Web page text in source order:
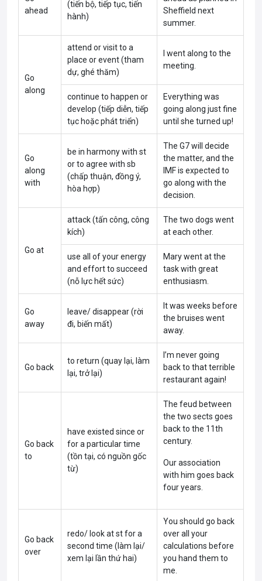
ahead
(tiến bộ, tiếp tục, tiến
hành)
Sheffield next
summer.
Go
along
attend or visit to a
place or event (tham
dự, ghé thăm)
I went along to the
meeting.
continue to happen or
develop (tiếp diễn, tiếp
tục hoặc phát triển)
Everything was
going along just fine
until she turned up!
Go
along
with
be in harmony with st
or to agree with sb
(chấp thuận, đồng ý,
hòa hợp)
The G7 will decide
the matter, and the
IMF is expected to
go along with the
decision.
Go at
attack (tấn công, công
kích)
The two dogs went
at each other.
use all of your energy
and effort to succeed
(nỗ lực hết sức)
Mary went at the
task with great
enthusiasm.
Go
away
leave/ disappear (rời
đi, biến mất)
It was weeks before
the bruises went
away.
Go back
to return (quay lại, làm
lại, trở lại)
I’m never going
back to that terrible
restaurant again!
Go back
to
have existed since or
for a particular time
(tồn tại, có nguồn gốc
từ)
The feud between
the two sects goes
back to the 11th
century.
Our association
with him goes back
four years.
Go back
over
redo/ look at st for a
second time (làm lại/
xem lại lần thứ hai)
You should go back
over all your
calculations before
you hand them to
me.